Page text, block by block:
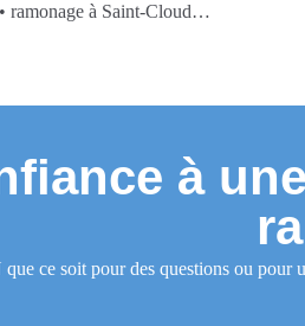
ramonage à Saint-Cloud…
à
ce soit pour des questions ou pour